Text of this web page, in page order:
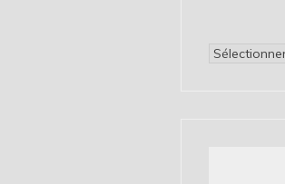
Archives